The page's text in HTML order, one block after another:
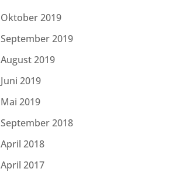
Oktober 2019
September 2019
August 2019
Juni 2019
Mai 2019
September 2018
April 2018
April 2017